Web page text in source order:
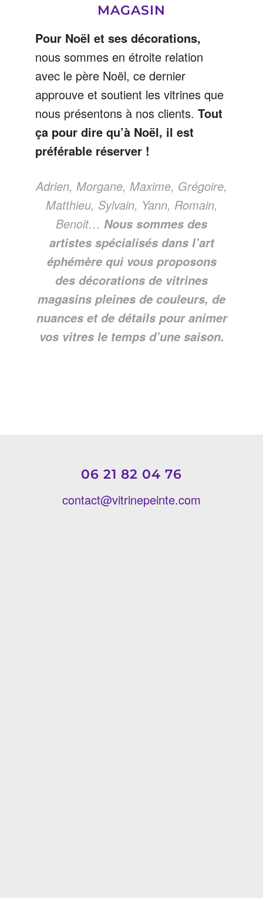
MAGASIN
Pour Noël et ses décorations,
nous sommes en étroite relation
avec le père Noël, ce dernier
approuve et soutient les vitrines que
nous présentons à nos clients. Tout
ça pour dire qu’à Noël, il est
préférable réserver !
Adrien, Morgane, Maxime, Grégoire,
Matthieu, Sylvain, Yann, Romain,
Benoit… Nous sommes des
artistes spécialisés dans l’art
éphémère qui vous proposons
des décorations de vitrines
magasins pleines de couleurs, de
nuances et de détails pour animer
vos vitres le temps d’une saison.
06 21 82 04 76
contact@vitrinepeinte.com